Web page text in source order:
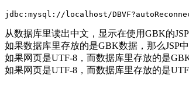
从数据库里读出中文，显示在使用GBK的
如果数据库里存放的是GBK数据，那么JSP中
如果网页是UTF-8，而数据库里存放的是
如果网页是UTF-8，而数据库里存放的是UTF-